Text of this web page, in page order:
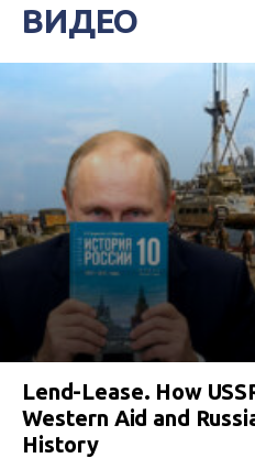
ВИДЕО
Lend-Lease. How
Western Aid and
History